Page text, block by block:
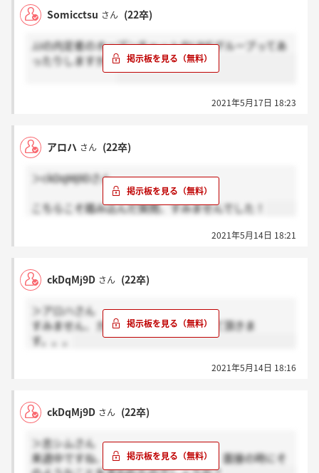
Somicctsu さん (22卒)
JJの内定者のオープンチャットやLINEグループってあ
ったりしますか？
2021年5月17日 18:23
アロハ さん (22卒)
＞ckDqMj9Dさん
こちらこそ踏み込んだ質問、すみませんでした！
2021年5月14日 18:21
ckDqMj9D さん (22卒)
＞アロハさん
すみません、カンパニー名は控えさせて頂きま
す。。。
2021年5月14日 18:16
ckDqMj9D さん (22卒)
＞志シムさん
来週中ですね、ありがとうございます。面接の時にそ